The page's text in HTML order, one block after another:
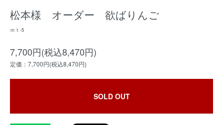
松本様 オーダー 欲ばりんご
ｍｔ-5
7,700円(税込8,470円)
定価：7,700円(税込8,470円)
SOLD OUT